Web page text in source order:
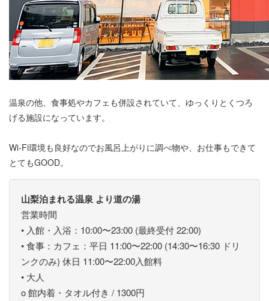
温泉の他、食事処やカフェも併設されていて、ゆっくりとくつろ
げる施設になっています。
Wi-Fi環境も良好なのでお風呂上がりに調べ物や、お仕事もできて
とてもGOOD。
山梨泊まれる温泉 より道の湯
営業時間
• 入館・入浴：10:00〜23:00 (最終受付 22:00)
• 食事：カフェ：平日 11:00〜22:00 (14:30〜16:30 ドリ
ンクのみ) 休日 11:00〜22:00入館料
• 大人
o 館内着・タオル付き / 1300円